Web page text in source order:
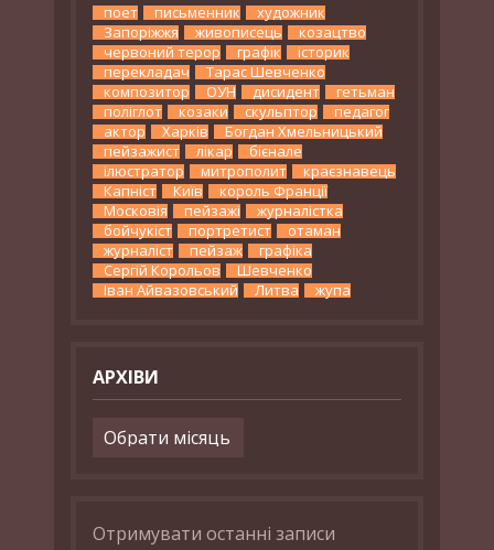
поет письменник
художник
Запоріжжя
живописець
козацтво
червоний терор
графік
історик
перекладач
Тарас Шевченко
композитор
ОУН дисидент
гетьман
поліглот
козаки скульптор
педагог
актор
Харків
Богдан Хмельницький
пейзажист
лікар
бієнале
ілюстратор
митрополит
краєзнавець
Капніст
Київ
король Франції
Московія
пейзажі
журналістка
бойчукіст
портретист
отаман
журналіст
пейзаж
графіка
Сергій Корольов
Шевченко
Іван Айвазовський
Литва жупа
АРХІВИ
Архіви
Отримувати останні записи